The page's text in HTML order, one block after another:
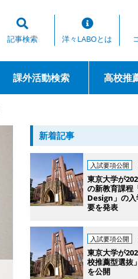
記事検索 洋々LABOとは
課外活動検索 高校推
新着記事
入試要項公開
東京大学が
の新教育課程
Design」の
要を発表
入試要項公開
東京大学が
校推薦型選抜
を公開